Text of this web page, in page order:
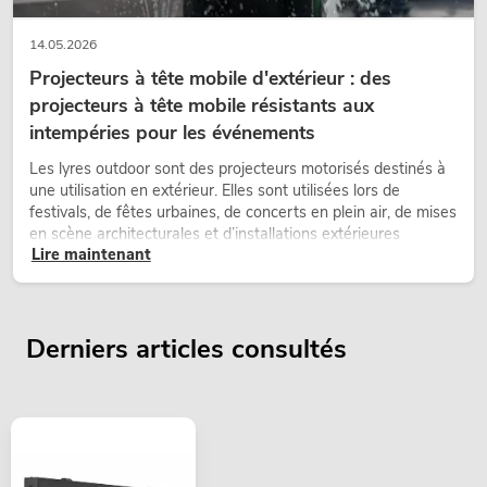
14.05.2026
Projecteurs à tête mobile d'extérieur : des
projecteurs à tête mobile résistants aux
intempéries pour les événements
Les lyres outdoor sont des projecteurs motorisés destinés à
une utilisation en extérieur. Elles sont utilisées lors de
festivals, de fêtes urbaines, de concerts en plein air, de mises
en scène architecturales et d’installations extérieures
temporaires.
Lire maintenant
Derniers articles consultés